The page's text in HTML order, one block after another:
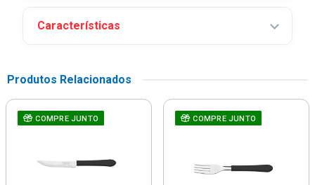
Características
Produtos Relacionados
COMPRE JUNTO COMPRE JUNTO